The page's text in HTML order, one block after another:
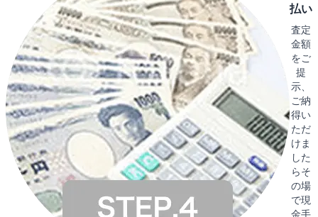
払い
査定
金額
をご
提
示、
ご納
得い
ただ
けま
した
らそ
の場
で現
金手